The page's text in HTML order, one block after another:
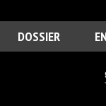
DOSSIER